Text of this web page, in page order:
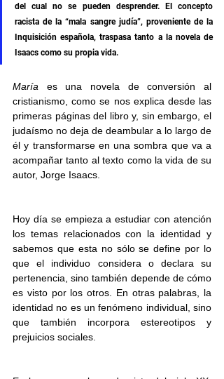
del cual no se pueden desprender. El concepto
racista de la “mala sangre judía”, proveniente de la
Inquisición española, traspasa tanto a la novela de
Isaacs como su propia vida.
María es una novela de conversión al
cristianismo, como se nos explica desde las
primeras páginas del libro y, sin embargo, el
judaísmo no deja de deambular a lo largo de
él y transformarse en una sombra que va a
acompañar tanto al texto como la vida de su
autor, Jorge Isaacs.
Hoy día se empieza a estudiar con atención
los temas relacionados con la identidad y
sabemos que esta no sólo se define por lo
que el individuo considera o declara su
pertenencia, sino también depende de cómo
es visto por los otros. En otras palabras, la
identidad no es un fenómeno individual, sino
que también incorpora estereotipos y
prejuicios sociales.